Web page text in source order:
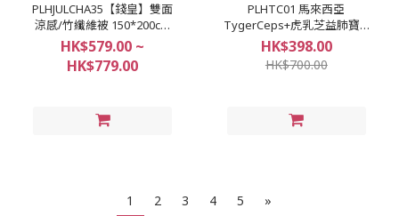
PLHJULCHA35【錢皇】雙面
涼感/竹纖維被 150*200cm
HKD 579｜200*230cm HKD
779
HK$579.00 ~
HK$779.00
PLHTC01 馬來西亞
TygerCeps+虎乳芝益肺寶(1
盒20包) ❌原價$700/盒❌ 限
時特價$398/盒 2盒以上
$388/盒
HK$398.00
HK$700.00
1 2 3 4 5 »